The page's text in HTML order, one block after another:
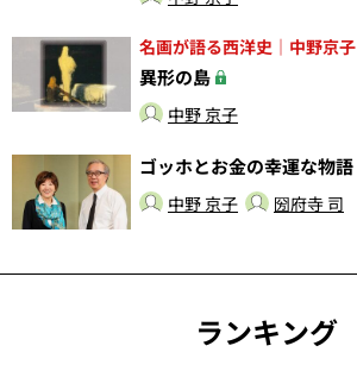
名画が語る西洋史｜中野京子
異形の島
中野 京子
ゴッホとお金の幸運な物語
中野 京子 圀府寺 司
ランキング